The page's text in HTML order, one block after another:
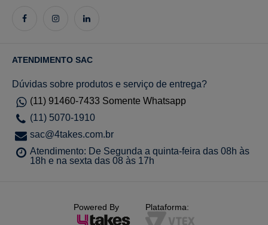
ATENDIMENTO SAC
Dúvidas sobre produtos e serviço de entrega?
(11) 91460-7433 Somente Whatsapp
(11) 5070-1910
sac@4takes.com.br
Atendimento: De Segunda a quinta-feira das 08h às
18h e na sexta das 08 às 17h
Powered By Plataforma: